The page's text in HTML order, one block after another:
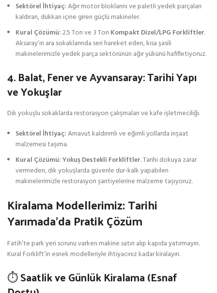
Sektörel İhtiyaç:Ağır motor bloklarını ve paletli yedek parçaları
kaldıran, dükkan içine giren güçlü makineler.
Kural Çözümü:2.5 Ton ve 3 Ton Kompakt Dizel/LPG Forkliftler.
Aksaray’ın ara sokaklarında seri hareket eden, kısa şasili
makinelerimizle yedek parça sektörünün ağır yükünü hafifletiyoruz.
4. Balat, Fener ve Ayvansaray: Tarihi Yapı
ve Yokuşlar
Dik yokuşlu sokaklarda restorasyon çalışmaları ve kafe işletmeciliği.
Sektörel İhtiyaç:Arnavut kaldırımlı ve eğimli yollarda inşaat
malzemesi taşıma.
Kural Çözümü:Yokuş Destekli Forkliftler. Tarihi dokuya zarar
vermeden, dik yokuşlarda güvenle dur-kalk yapabilen
makinelerimizle restorasyon şantiyelerine malzeme taşıyoruz.
Kiralama Modellerimiz: Tarihi
Yarımada’da Pratik Çözüm
Fatih’te park yeri sorunu varken makine satın alıp kapıda yatırmayın.
Kural Forklift’in esnek modelleriyle ihtiyacınız kadar kiralayın.
⏱️ Saatlik ve Günlük Kiralama (Esnaf